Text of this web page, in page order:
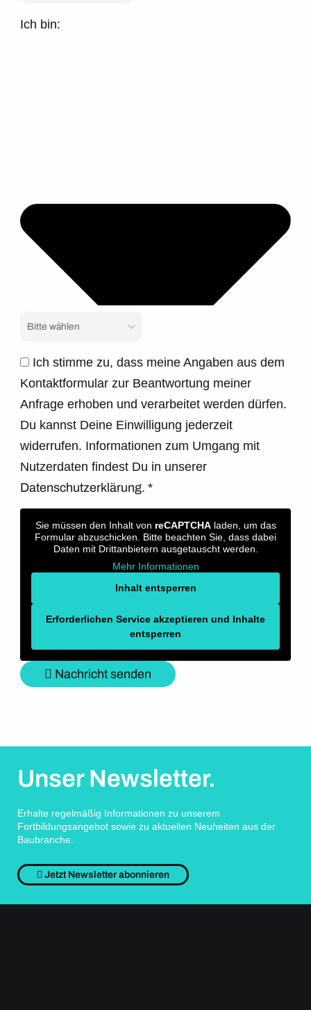
Ich bin:
Ich stimme zu, dass meine Angaben aus dem
Kontaktformular zur Beantwortung meiner
Anfrage erhoben und verarbeitet werden dürfen.
Du kannst Deine Einwilligung jederzeit
widerrufen. Informationen zum Umgang mit
Nutzerdaten findest Du in unserer
Datenschutzerklärung.*
Sie müssen den Inhalt von reCAPTCHAladen, um das
Formular abzuschicken. Bitte beachten Sie, dass dabei
Daten mit Drittanbietern ausgetauscht werden.
Mehr Informationen
Inhalt entsperren
Erforderlichen Service akzeptieren und Inhalte
entsperren
Nachricht senden
Unser Newsletter.
Erhalte regelmäßig Informationen zu unserem
Fortbildungsangebot sowie zu aktuellen Neuheiten aus der
Baubranche.
Jetzt Newsletter abonnieren